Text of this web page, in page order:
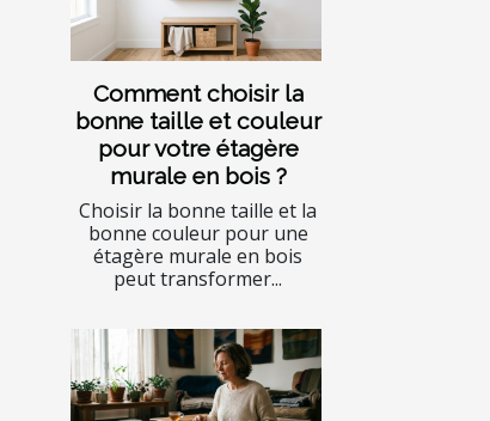
Comment choisir la
bonne taille et couleur
pour votre étagère
murale en bois ?
Choisir la bonne taille et la
bonne couleur pour une
étagère murale en bois
peut transformer...